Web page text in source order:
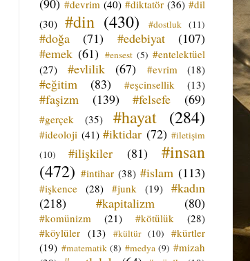
#devrim (40) #diktatör (36) #dil
(30) #din (430) #dostluk (11)
#doğa (71) #edebiyat
(107)
#emek (61) #ensest (5) #entelektüel
(27)
#evlilik (67) #evrim (18)
#eğitim (83) #eşcinsellik (13)
#faşizm (139) #felsefe (69)
#gerçek (35) #hayat (284)
#ideoloji (41) #iktidar (72) #iletişim
(10)
#ilişkiler (81)
#insan
(472) #intihar (38) #islam (113)
#işkence (28) #junk (19) #kadın
(218)
#kapitalizm (80)
#komünizm (21) #kötülük
(28)
#köylüler (13) #kültür (10)
#kürtler
(19) #matematik (8) #medya (9) #mizah